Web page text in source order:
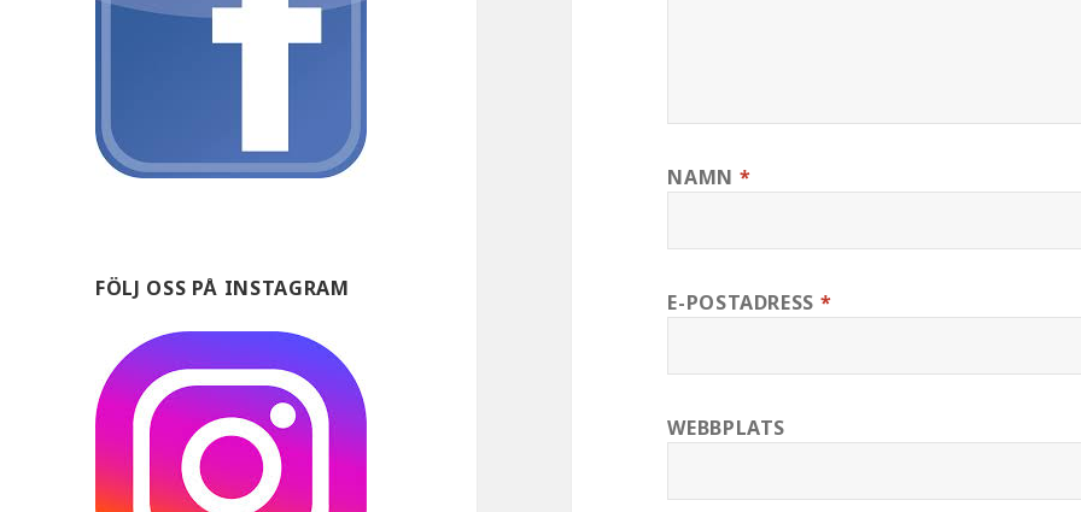
FÖLJ OSS PÅ INSTAGRAM
NAMN *
E-POSTADRESS *
WEBBPLATS